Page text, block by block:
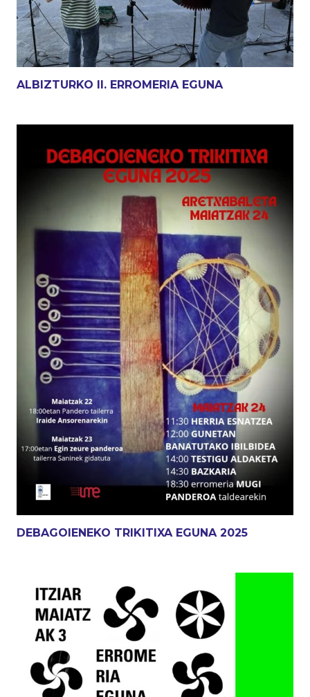
ALBIZTURKO II. ERROMERIA EGUNA
DEBAGOIENEKO TRIKITIXA EGUNA 2025